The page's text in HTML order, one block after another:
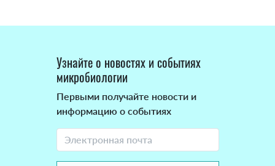
Узнайте о новостях и событиях
микробиологии
Первыми получайте новости и
информацию о событиях